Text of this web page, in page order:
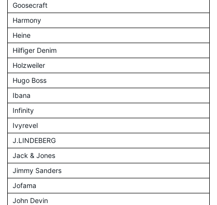
Goosecraft
Harmony
Heine
Hilfiger Denim
Holzweiler
Hugo Boss
Ibana
Infinity
Ivyrevel
J.LINDEBERG
Jack & Jones
Jimmy Sanders
Jofama
John Devin